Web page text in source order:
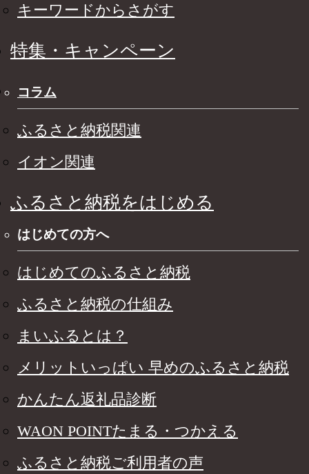
キーワードからさがす
特集・キャンペーン
コラム
ふるさと納税関連
イオン関連
ふるさと納税をはじめる
はじめての方へ
はじめてのふるさと納税
ふるさと納税の仕組み
まいふるとは？
メリットいっぱい 早めのふるさと納税
かんたん返礼品診断
WAON POINTたまる・つかえる
ふるさと納税ご利用者の声